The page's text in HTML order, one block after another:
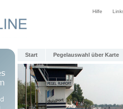
Hilfe
Start Pegelauswahl über Karte